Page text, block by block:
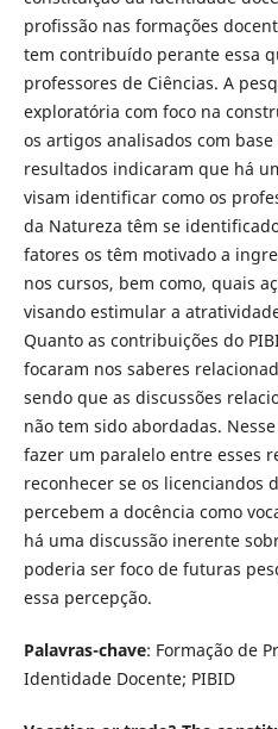
profissão nas formações
tem contribuído perante essa
professores de Ciências. A
exploratória com foco na
os artigos analisados com
resultados indicaram que há
visam identificar como os
da Natureza têm se
fatores os têm motivado a
nos cursos, bem como, quais
visando estimular a
Quanto as contribuições do
focaram nos saberes
sendo que as discussões
não tem sido abordadas.
fazer um paralelo entre esses
reconhecer se os licenciandos
percebem a docência como
há uma discussão inerente
poderia ser foco de futuras
essa percepção.
Palavras-chave: Formação de
Identidade Docente; PIBID